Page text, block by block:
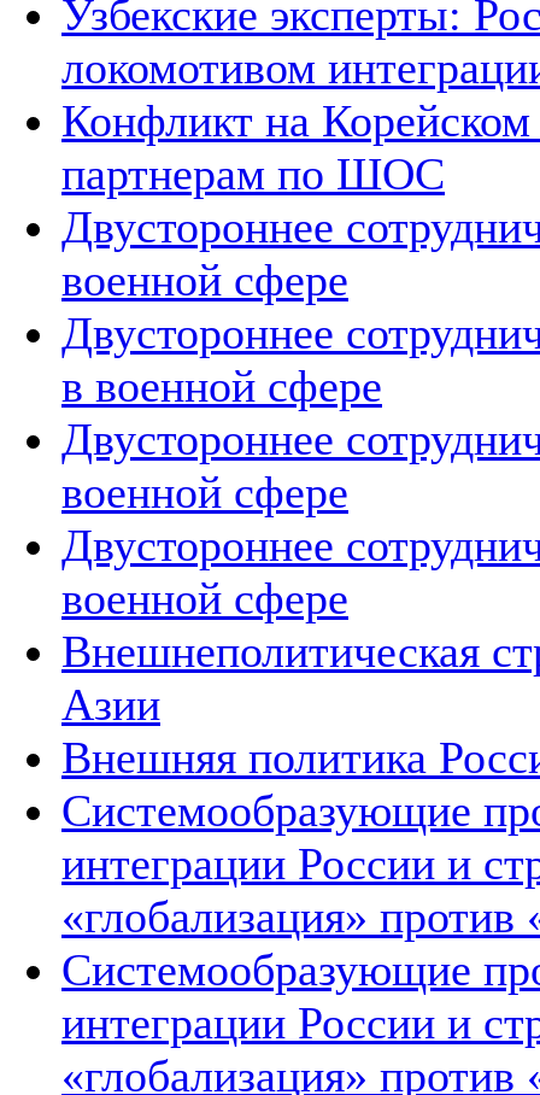
Узбекские эксперты:
локомотивом
Конфликт на
партнерам по ШОС
Двустороннее
военной сфере
Двустороннее
в военной сфере
Двустороннее
военной сфере
Двустороннее
военной сфере
Внешнеполитическая
Азии
Внешняя политика
Системообразующие
интеграции России и
«глобализация»
Системообразующие
интеграции России и
«глобализация»